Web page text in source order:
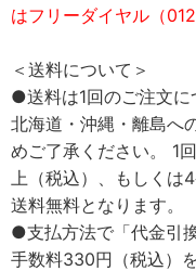
はフリーダイヤル（
＜送料について＞
●送料は1回のご注文
北海道・沖縄・離島へ
めご了承ください。 1
上（税込）、もしくは
送料無料となります。
●支払方法で「代金引
手数料330円（税込）